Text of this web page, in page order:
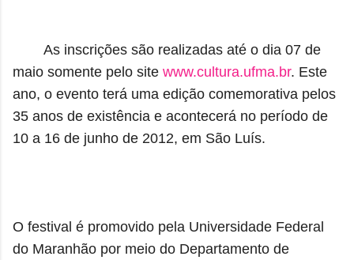
As inscrições são realizadas até o dia 07 de
maio somente pelo site www.cultura.ufma.br. Este
ano, o evento terá uma edição comemorativa pelos
35 anos de existência e acontecerá no período de
10 a 16 de junho de 2012, em São Luís.
O festival é promovido pela Universidade Federal
do Maranhão por meio do Departamento de